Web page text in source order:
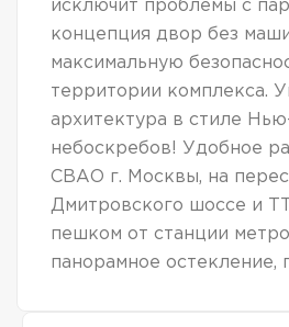
исключит проблемы с
концепция двор без
максимальную
территории комплекса.
архитектура в стиле
небоскребов! Удобное
СВАО г. Москвы, на
Дмитровского шоссе и
пешком от станции
панорамное остекление,